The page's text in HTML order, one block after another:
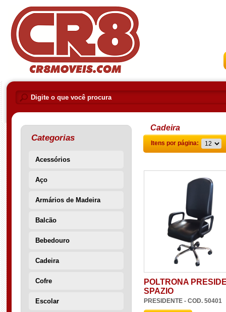
Categorias
Acessórios
Aço
Armários de Madeira
Balcão
Bebedouro
Cadeira
Cofre
Escolar
Cadeira
Itens por página:
POLTRONA
SPAZIO
PRESIDENTE - COD. 50401